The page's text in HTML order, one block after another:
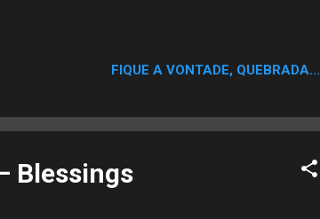
FIQUE A VONTADE, QUEBRADA...
Blessings